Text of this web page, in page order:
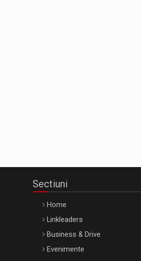
Sectiuni
Home
Linkleaders
Business & Drive
Evenimente